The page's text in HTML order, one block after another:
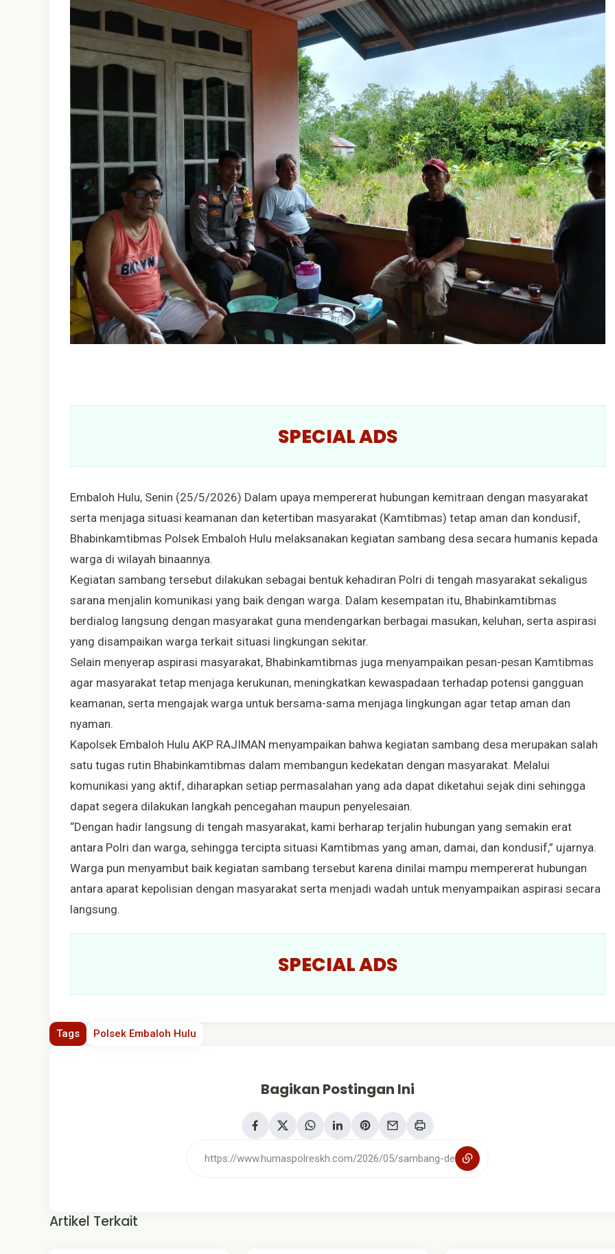
SPECIAL ADS
Embaloh Hulu, Senin (25/5/2026) Dalam upaya mempererat hubungan kemitraan dengan masyarakat
serta menjaga situasi keamanan dan ketertiban masyarakat (Kamtibmas) tetap aman dan kondusif,
Bhabinkamtibmas Polsek Embaloh Hulu melaksanakan kegiatan sambang desa secara humanis kepada
warga di wilayah binaannya.
Kegiatan sambang tersebut dilakukan sebagai bentuk kehadiran Polri di tengah masyarakat sekaligus
sarana menjalin komunikasi yang baik dengan warga. Dalam kesempatan itu, Bhabinkamtibmas
berdialog langsung dengan masyarakat guna mendengarkan berbagai masukan, keluhan, serta aspirasi
yang disampaikan warga terkait situasi lingkungan sekitar.
Selain menyerap aspirasi masyarakat, Bhabinkamtibmas juga menyampaikan pesan-pesan Kamtibmas
agar masyarakat tetap menjaga kerukunan, meningkatkan kewaspadaan terhadap potensi gangguan
keamanan, serta mengajak warga untuk bersama-sama menjaga lingkungan agar tetap aman dan
nyaman.
Kapolsek Embaloh Hulu AKP RAJIMAN menyampaikan bahwa kegiatan sambang desa merupakan salah
satu tugas rutin Bhabinkamtibmas dalam membangun kedekatan dengan masyarakat. Melalui
komunikasi yang aktif, diharapkan setiap permasalahan yang ada dapat diketahui sejak dini sehingga
dapat segera dilakukan langkah pencegahan maupun penyelesaian.
“Dengan hadir langsung di tengah masyarakat, kami berharap terjalin hubungan yang semakin erat
antara Polri dan warga, sehingga tercipta situasi Kamtibmas yang aman, damai, dan kondusif,” ujarnya.
Warga pun menyambut baik kegiatan sambang tersebut karena dinilai mampu mempererat hubungan
antara aparat kepolisian dengan masyarakat serta menjadi wadah untuk menyampaikan aspirasi secara
langsung.
SPECIAL ADS
Tags Polsek Embaloh Hulu
Bagikan Postingan Ini
Artikel Terkait